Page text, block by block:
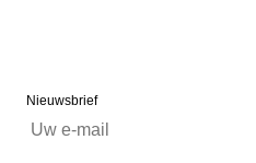
Nieuwsbrief